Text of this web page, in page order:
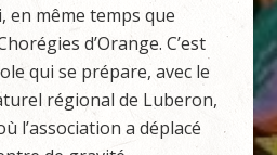
en même temps que
d’Orange. C’est
qui se prépare, avec le
régional de Luberon,
l’association a déplacé